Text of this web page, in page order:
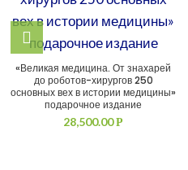
«Великая медицина. От знахарей
до роботов-хирургов 250
основных вех в истории медицины»
подарочное издание
28,500.00Р